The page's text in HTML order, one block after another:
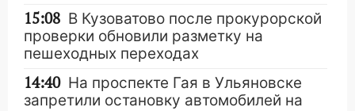
15:08 В Кузоватово после прокурорской
проверки обновили разметку на
пешеходных переходах
14:40 На проспекте Гая в Ульяновске
запретили остановку автомобилей на